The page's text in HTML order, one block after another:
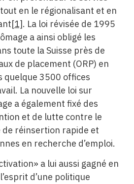
en le régionalisant et en
[1]. La loi révisée de 1995
a ainsi obligé les
toute la Suisse près de
de placement (ORP) en
quelque 3500 offices
La nouvelle loi sur
a également fixé des
et de lutte contre le
de réinsertion rapide et
en recherche d’emploi.
a lui aussi gagné en
d’une politique